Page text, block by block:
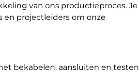
van ons productieproces. Je
projectleiders om onze
bekabelen, aansluiten en testen